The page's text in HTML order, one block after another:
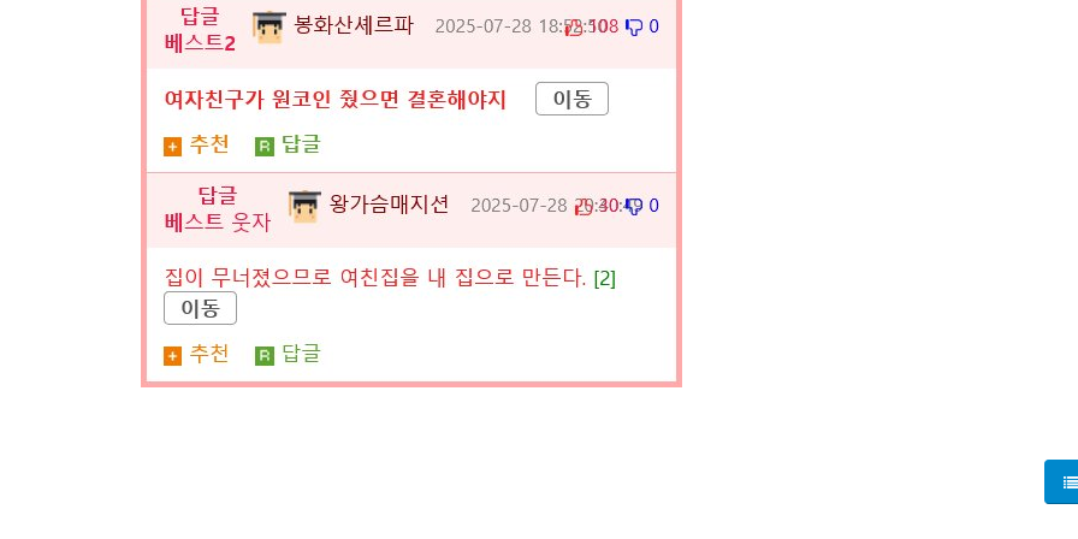
그 밤, 남자가 살던 아파트는 예기치 않게 무너져내리고 말았다! 새벽에 일어난 이 끔찍한 사고로 인해 98명